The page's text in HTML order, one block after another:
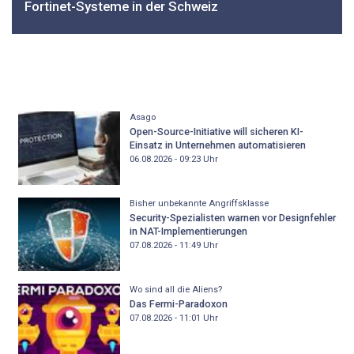
Fortinet-Systeme in der Schweiz
Asago
Open-Source-Initiative will sicheren KI-
Einsatz in Unternehmen automatisieren
06.08.2026 - 09:23Uhr
Bisher unbekannte Angriffsklasse
Security-Spezialisten warnen vor Designfehler
in NAT-Implementierungen
07.08.2026 - 11:49Uhr
Wo sind all die Aliens?
Das Fermi-Paradoxon
07.08.2026 - 11:01 Uhr